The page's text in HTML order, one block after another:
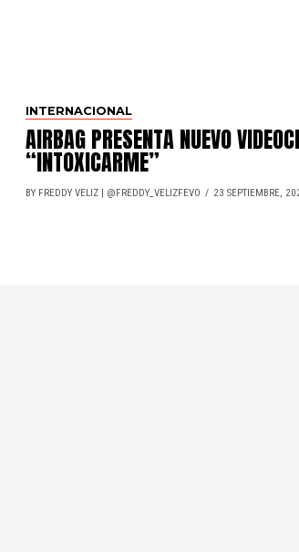
INTERNACIONAL
AIRBAG PRESENTA NUEVO
“INTOXICARME”
BY FREDDY VELIZ | @FREDDY_VELIZFEVO 23 SEPTIEMBRE,